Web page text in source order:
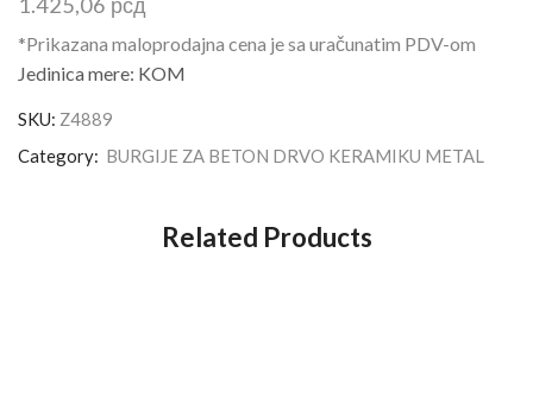
*Prikazana maloprodajna cena je sa uračunatim PDV-om
Jedinica mere: KOM
SKU: Z4889
Category: BURGIJE ZA BETON DRVO KERAMIKU METAL
Related Products